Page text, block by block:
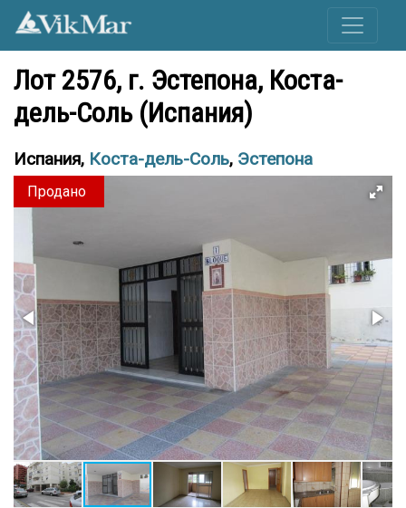
Лот 2576, г. Эстепона, Коста-
дель-Соль (Испания)
Испания, Коста-дель-Соль, Эстепона
Продано